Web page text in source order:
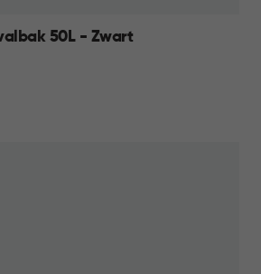
50L - Zwart